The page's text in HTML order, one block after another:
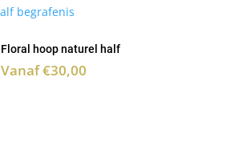
Floral hoop naturel half
Vanaf€30,00